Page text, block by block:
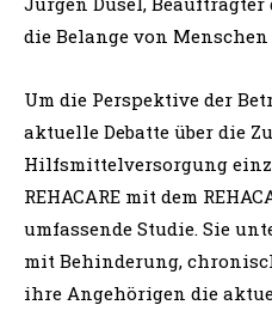
die Belange von
Um die Perspektive der
aktuelle Debatte über die
Hilfsmittelversorgung
REHACARE mit dem
umfassende Studie. Sie
mit Behinderung,
ihre Angehörigen die